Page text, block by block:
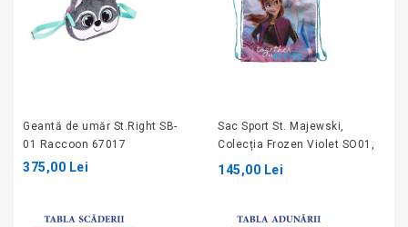
Geantă de umăr St.Right SB-
01 Raccoon 67017
375,00 Lei
Sac Sport St. Majewski,
Colecția Frozen Violet SO01,
43 × 34 cm
145,00 Lei